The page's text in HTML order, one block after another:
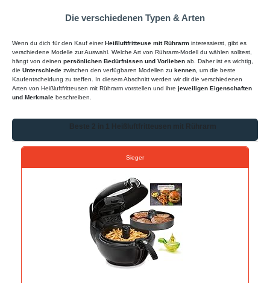
Die verschiedenen Typen & Arten
Wenn du dich für den Kauf einerHeißluftfritteuse mit Rührarm interessierst, gibt es
verschiedene Modelle zur Auswahl. Welche Art von Rührarm-Modell du wählen solltest,
hängt von deinen persönlichen Bedürfnissen und Vorlieben ab. Daher ist es wichtig,
die Unterschiede zwischen den verfügbaren Modellen zu kennen , um die beste
Kaufentscheidung zu treffen. In diesem Abschnitt werden wir dir die verschiedenen
Arten von Heißluftfritteusen mit Rührarm vorstellen und ihre jeweiligen Eigenschaften
und Merkmale beschreiben.
Beste 2 in 1 Heißluftfritteusen mit Rührarm
Sieger